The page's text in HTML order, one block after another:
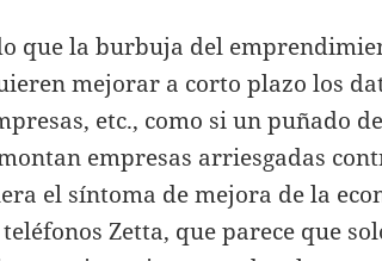
que la burbuja del
mejorar a corto plazo los
etc., como si un puñado
empresas arriesgadas
el síntoma de mejora de la
Zetta, que parece que